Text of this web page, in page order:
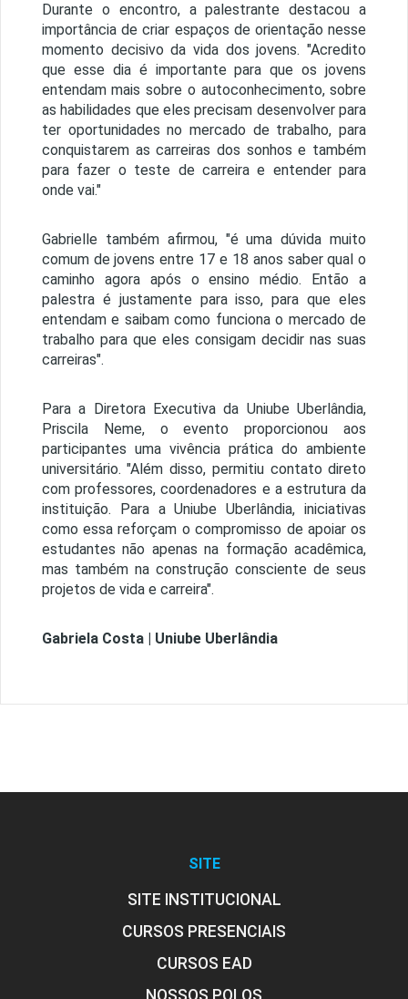
Durante o encontro, a palestrante destacou a
importância de criar espaços de orientação nesse
momento decisivo da vida dos jovens. "Acredito
que esse dia é importante para que os jovens
entendam mais sobre o autoconhecimento, sobre
as habilidades que eles precisam desenvolver para
ter oportunidades no mercado de trabalho, para
conquistarem as carreiras dos sonhos e também
para fazer o teste de carreira e entender para
onde vai."
Gabrielle também afirmou, "é uma dúvida muito
comum de jovens entre 17 e 18 anos saber qual o
caminho agora após o ensino médio. Então a
palestra é justamente para isso, para que eles
entendam e saibam como funciona o mercado de
trabalho para que eles consigam decidir nas suas
carreiras".
Para a Diretora Executiva da Uniube Uberlândia,
Priscila Neme, o evento proporcionou aos
participantes uma vivência prática do ambiente
universitário. "Além disso, permitiu contato direto
com professores, coordenadores e a estrutura da
instituição. Para a Uniube Uberlândia, iniciativas
como essa reforçam o compromisso de apoiar os
estudantes não apenas na formação acadêmica,
mas também na construção consciente de seus
projetos de vida e carreira".
Gabriela Costa | Uniube Uberlândia
SITE
SITE INSTITUCIONAL
CURSOS PRESENCIAIS
CURSOS EAD